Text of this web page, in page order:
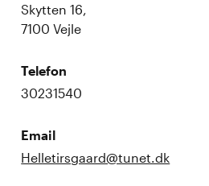
Skytten 16,
7100 Vejle
Telefon
30231540
Email
Helletirsgaard@tunet.dk